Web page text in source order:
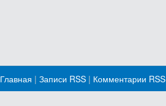
Главная | Записи RSS | Комментарии RSS